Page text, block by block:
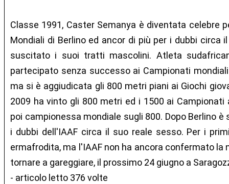
Classe 1991, Caster Semanya è diventata celebre
Mondiali di Berlino ed ancor di più per i dubbi circa
suscitato i suoi tratti mascolini. Atleta
partecipato senza successo ai Campionati
ma si è aggiudicata gli 800 metri piani ai Giochi
2009 ha vinto gli 800 metri ed i 1500 ai Campionati
poi campionessa mondiale sugli 800. Dopo Berlino
i dubbi dell'IAAF circa il suo reale sesso. Per i
ermafrodita, ma l'IAAF non ha ancora confermato la
tornare a gareggiare, il prossimo 24 giugno a
- articolo letto 376 volte